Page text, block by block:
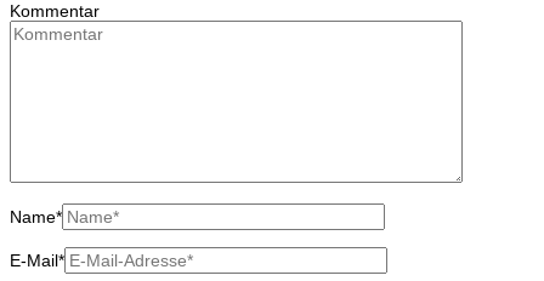
Kommentar
Name*
E-Mail*